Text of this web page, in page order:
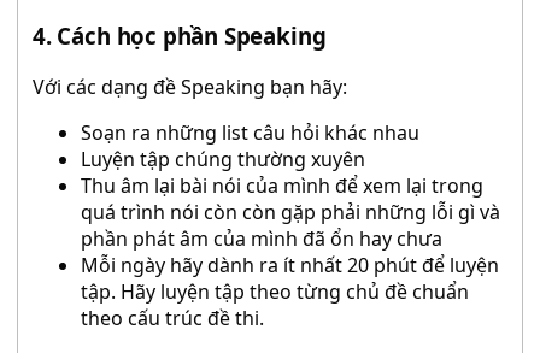
4. Cách học phần Speaking
Với các dạng đề Speaking bạn hãy:
Soạn ra những list câu hỏi khác nhau
Luyện tập chúng thường xuyên
Thu âm lại bài nói của mình để xem lại trong
quá trình nói còn còn gặp phải những lỗi gì và
phần phát âm của mình đã ổn hay chưa
Mỗi ngày hãy dành ra ít nhất 20 phút để luyện
tập. Hãy luyện tập theo từng chủ đề chuẩn
theo cấu trúc đề thi.